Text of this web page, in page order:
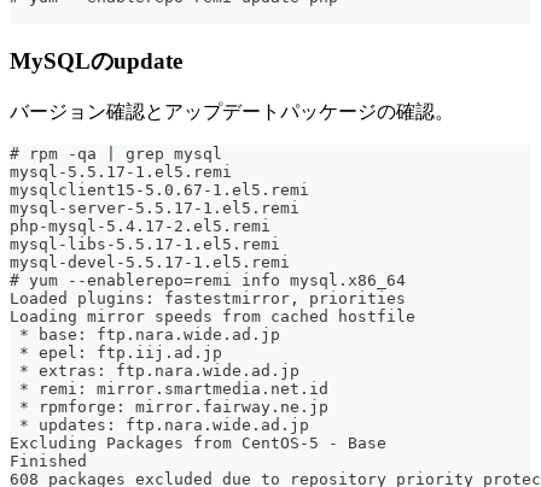
MySQLのupdate
バージョン確認とアップデートパッケージの確認。
# rpm -qa | grep mysql
mysql-5.5.17-1.el5.remi
mysqlclient15-5.0.67-1.el5.remi
mysql-server-5.5.17-1.el5.remi
php-mysql-5.4.17-2.el5.remi
mysql-libs-5.5.17-1.el5.remi
mysql-devel-5.5.17-1.el5.remi
# yum --enablerepo=remi info mysql.x86_64
Loaded plugins: fastestmirror, priorities
Loading mirror speeds from cached hostfile
* base: ftp.nara.wide.ad.jp
* epel: ftp.iij.ad.jp
* extras: ftp.nara.wide.ad.jp
* remi: mirror.smartmedia.net.id
* rpmforge: mirror.fairway.ne.jp
* updates: ftp.nara.wide.ad.jp
Excluding Packages from CentOS-5 - Base
Finished
608 packages excluded due to repository priority